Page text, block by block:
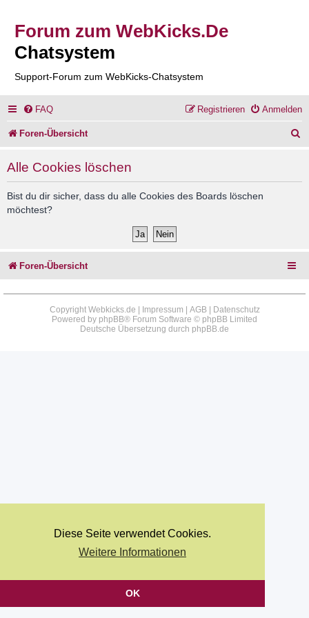
Diese Seite verwendet Cookies.
Weitere Informationen
OK
Forum zum WebKicks.De
Chatsystem
Support-Forum zum WebKicks-Chatsystem
FAQ Anmelden
Registrieren
Foren-Übersicht
Alle Cookies löschen
Bist du dir sicher, dass du alle Cookies des Boards löschen
möchtest?
Foren-Übersicht
Copyright Webkicks.de | Impressum AGB|
Datenschutz
Powered by phpBB® Forum Software © phpBB Limited
Deutsche Übersetzung durch phpBB.de